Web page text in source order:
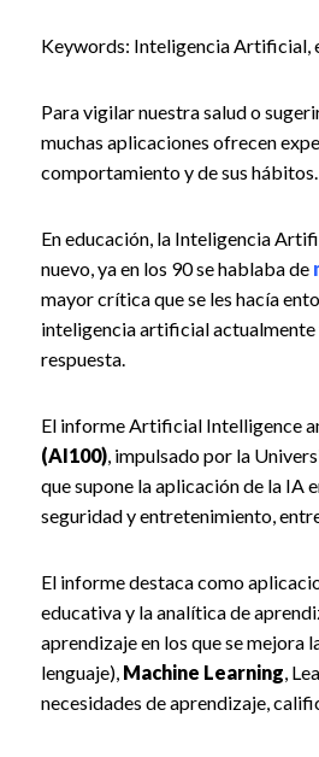
Keywords: Inteligencia Artificial,
Para vigilar nuestra salud o
muchas aplicaciones ofrecen
comportamiento y de sus
En educación, la Inteligencia
nuevo, ya en los 90 se hablaba de
mayor crítica que se les hacía
inteligencia artificial actualmente
respuesta.
El informe Artificial Intelligence
(AI100), impulsado por la
que supone la aplicación de la IA
seguridad y entretenimiento,
El informe destaca como
educativa y la analítica de
aprendizaje en los que se mejora
lenguaje), Machine Learning ,
necesidades de aprendizaje,